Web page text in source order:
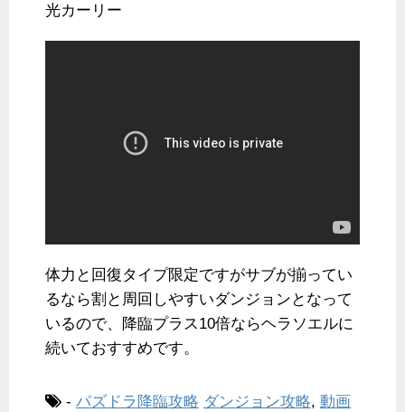
光カーリー
体力と回復タイプ限定ですがサブが揃ってい
るなら割と周回しやすいダンジョンとなって
いるので、降臨プラス10倍ならヘラソエルに
続いておすすめです。
- パズドラ降臨攻略 ダンジョン攻略, 動画